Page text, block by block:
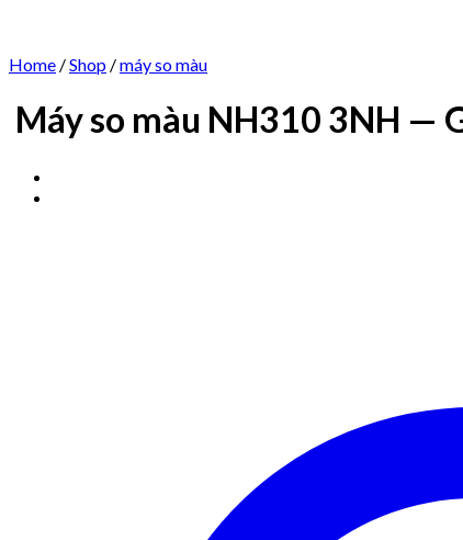
Home /Shop /máy so màu
Máy so màu NH310 3NH —